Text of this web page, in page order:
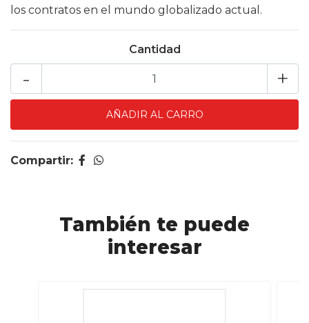
los contratos en el mundo globalizado actual.
Cantidad
+
-
Compartir:
También te puede
interesar